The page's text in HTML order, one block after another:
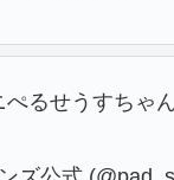
ぺるせうすちゃ